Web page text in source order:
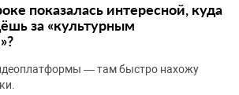
показалась интересной, куда
за «культурным
— там быстро нахожу